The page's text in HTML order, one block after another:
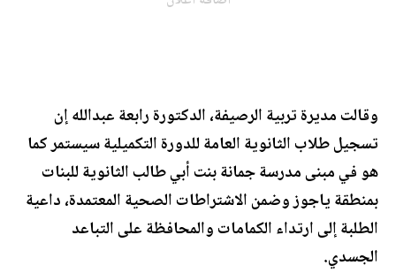
وقالت مديرة تربية الرصيفة، الدكتورة رابعة عبدالله إن
تسجيل طلاب الثانوية العامة للدورة التكميلية سيستمر كما
هو في مبنى مدرسة جمانة بنت أبي طالب الثانوية للبنات
بمنطقة ياجوز وضمن الاشتراطات الصحية المعتمدة، داعية
الطلبة إلى ارتداء الكمامات والمحافظة على التباعد
الجسدي.